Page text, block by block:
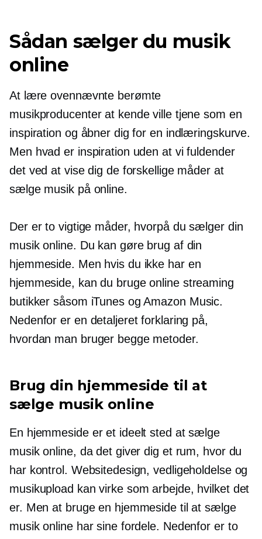
Sådan sælger du musik
online
At lære ovennævnte berømte
musikproducenter at kende ville tjene som en
inspiration og åbner dig for en indlæringskurve.
Men hvad er inspiration uden at vi fuldender
det ved at vise dig de forskellige måder at
sælge musik på online.
Der er to vigtige måder, hvorpå du sælger din
musik online. Du kan gøre brug af din
hjemmeside. Men hvis du ikke har en
hjemmeside, kan du bruge online streaming
butikker såsom iTunes og Amazon Music.
Nedenfor er en detaljeret forklaring på,
hvordan man bruger begge metoder.
Brug din hjemmeside til at
sælge musik online
En hjemmeside er et ideelt sted at sælge
musik online, da det giver dig et rum, hvor du
har kontrol. Websitedesign, vedligeholdelse og
musikupload kan virke som arbejde, hvilket det
er. Men at bruge en hjemmeside til at sælge
musik online har sine fordele. Nedenfor er to